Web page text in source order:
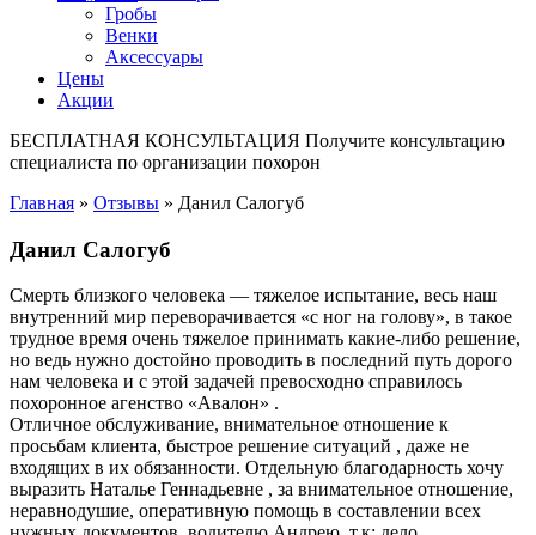
Гробы
Венки
Аксессуары
Цены
Акции
БЕСПЛАТНАЯ КОНСУЛЬТАЦИЯ Получите консультацию
специалиста по организации похорон
Главная » Отзывы » Данил Салогуб
Данил Салогуб
Смерть близкого человека — тяжелое испытание, весь наш
внутренний мир переворачивается «с ног на голову», в такое
трудное время очень тяжелое принимать какие-либо решение,
но ведь нужно достойно проводить в последний путь дорого
нам человека и с этой задачей превосходно справилось
похоронное агенство «Авалон» .
Отличное обслуживание, внимательное отношение к
просьбам клиента, быстрое решение ситуаций , даже не
входящих в их обязанности. Отдельную благодарность хочу
выразить Наталье Геннадьевне , за внимательное отношение,
неравнодушие, оперативную помощь в составлении всех